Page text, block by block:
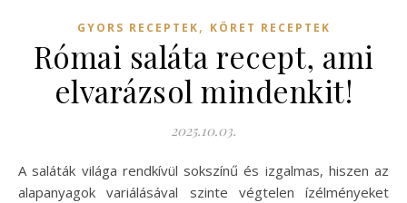
GYORS RECEPTEK, KÖRET RECEPTEK
Római saláta recept, ami
elvarázsol mindenkit!
2025.10.03.
A saláták világa rendkívül sokszínű és izgalmas, hiszen az
alapanyagok variálásával szinte végtelen ízélményeket